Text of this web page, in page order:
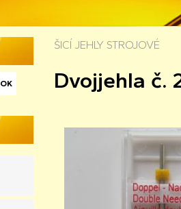
ŠICÍ JEHLY STROJOVÉ
Dvojjehla č.